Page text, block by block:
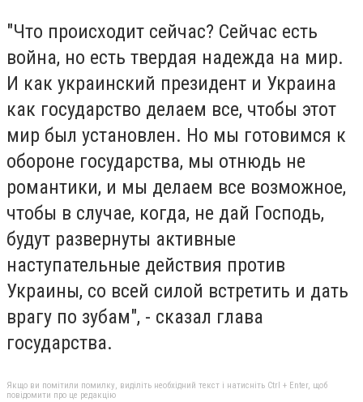
"Что происходит сейчас? Сейчас есть
война, но есть твердая надежда на мир.
И как украинский президент и Украина
как государство делаем все, чтобы этот
мир был установлен. Но мы готовимся к
обороне государства, мы отнюдь не
романтики, и мы делаем все возможное,
чтобы в случае, когда, не дай Господь,
будут развернуты активные
наступательные действия против
Украины, со всей силой встретить и дать
врагу по зубам", - сказал глава
государства.
Якщо ви помітили помилку, виділіть необхідний текст і натисніть Ctrl + Enter, щоб
повідомити про це редакцію